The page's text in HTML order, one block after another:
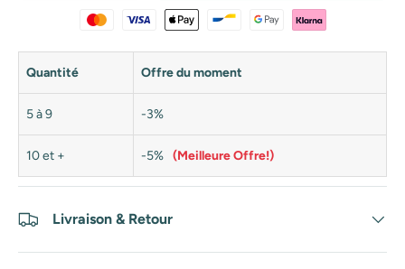
Quantité Offre du moment
5 à 9 -3%
10 et + -5% (Meilleure Offre!)
Livraison & Retour